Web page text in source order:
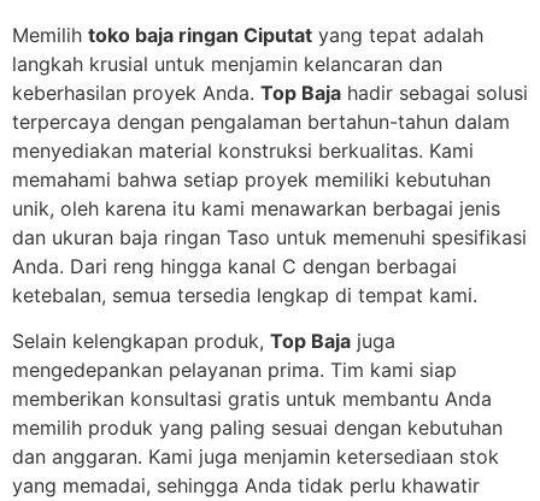
Memilih toko baja ringan Ciputat yang tepat adalah
langkah krusial untuk menjamin kelancaran dan
keberhasilan proyek Anda. Top Baja hadir sebagai solusi
terpercaya dengan pengalaman bertahun-tahun dalam
menyediakan material konstruksi berkualitas. Kami
memahami bahwa setiap proyek memiliki kebutuhan
unik, oleh karena itu kami menawarkan berbagai jenis
dan ukuran baja ringan Taso untuk memenuhi spesifikasi
Anda. Dari reng hingga kanal C dengan berbagai
ketebalan, semua tersedia lengkap di tempat kami.
Selain kelengkapan produk, Top Baja juga
mengedepankan pelayanan prima. Tim kami siap
memberikan konsultasi gratis untuk membantu Anda
memilih produk yang paling sesuai dengan kebutuhan
dan anggaran. Kami juga menjamin ketersediaan stok
yang memadai, sehingga Anda tidak perlu khawatir